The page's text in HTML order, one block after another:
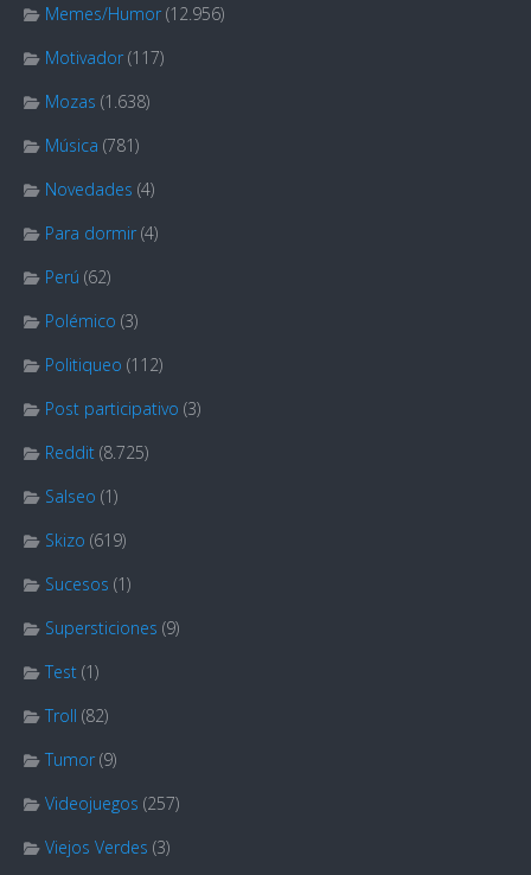
Memes/Humor (12.956)
Motivador (117)
Mozas (1.638)
Música (781)
Novedades (4)
Para dormir (4)
Perú (62)
Polémico (3)
Politiqueo (112)
Post participativo (3)
Reddit (8.725)
Salseo (1)
Skizo (619)
Sucesos (1)
Supersticiones (9)
Test (1)
Troll (82)
Tumor (9)
Videojuegos (257)
Viejos Verdes (3)